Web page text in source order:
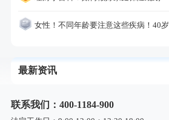
女性！不同年龄要注意这些疾病！40岁的这个疾病最需要注意！
最新资讯
联系我们：400-1184-900